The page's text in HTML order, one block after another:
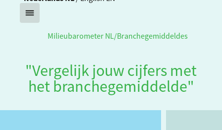
Milieubarometer NL /Branchegemiddeldes
"Vergelijk jouw cijfers met
het branchegemiddelde"